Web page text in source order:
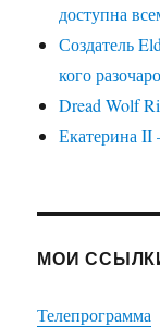
доступна
Создатель
кого
Dread Wolf
Екатерина II
МОИ
Телепрограмма